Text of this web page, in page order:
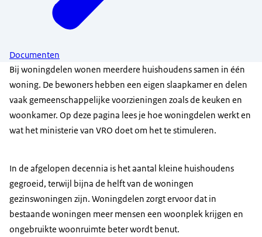
Documenten
Bij woningdelen wonen meerdere huishoudens samen in één
woning. De bewoners hebben een eigen slaapkamer en delen
vaak gemeenschappelijke voorzieningen zoals de keuken en
woonkamer. Op deze pagina lees je hoe woningdelen werkt en
wat het ministerie van VRO doet om het te stimuleren.
In de afgelopen decennia is het aantal kleine huishoudens
gegroeid, terwijl bijna de helft van de woningen
gezinswoningen zijn. Woningdelen zorgt ervoor dat in
bestaande woningen meer mensen een woonplek krijgen en
ongebruikte woonruimte beter wordt benut.